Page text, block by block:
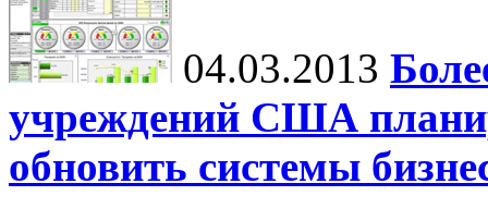
04.03.2013
учреждений США
обновить системы